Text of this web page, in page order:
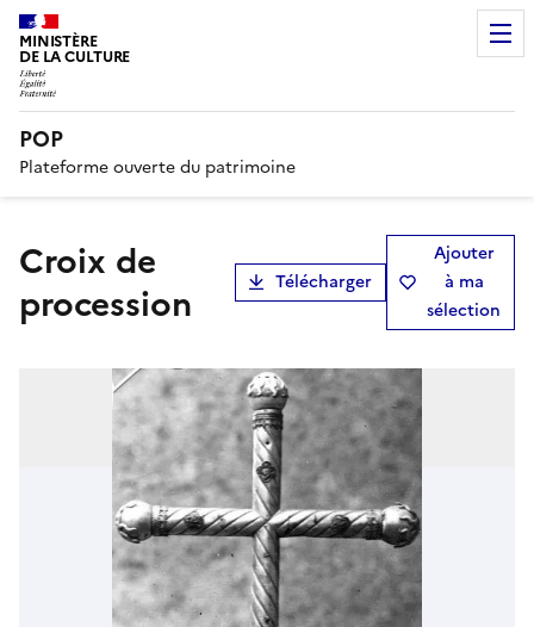
MINISTÈRE
DE LA CULTURE
POP
Plateforme ouverte du patrimoine
croix de
procession
Télécharger
Ajouter
à ma
sélection